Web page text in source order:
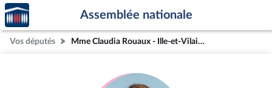
Aller au contenu
Aller en bas de la page
Accèder
à la
page
d'accueil
Assemblée nationale
Vos députés Mme Claudia Rouaux - Ille-et-Vilaine (3e circonscription)